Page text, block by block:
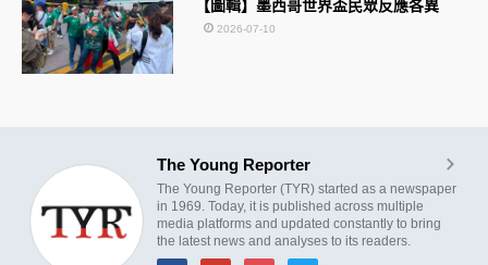
【圖輯】墨西哥世界盃民眾反應各異
2026-07-10
The Young Reporter
The Young Reporter (TYR) started as a newspaper
in 1969. Today, it is published across multiple
media platforms and updated constantly to bring
the latest news and analyses to its readers.